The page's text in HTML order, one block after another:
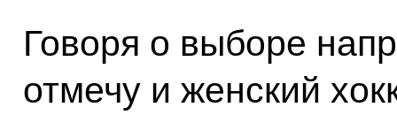
Говоря о выборе
отмечу и женский